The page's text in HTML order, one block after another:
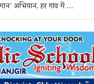
मुख्यमंत्री विष्णुदेव साय ने शुरू किया ‘मेरी बेटी–मेरा अभिमान’ अभियान, हर गांव में मुक्तिधाम और हर स्कूल में बालिका शौचालय